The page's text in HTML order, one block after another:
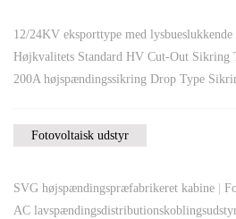
12/24KV eksporttype med
Højkvalitets Standard HV Cut-Out Sikring
200A højspændingssikring Drop Type
Fotovoltaisk udstyr
SVG højspændingspræfabrikeret kabine
AC